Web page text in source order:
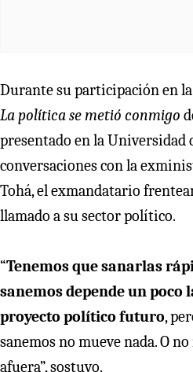
Durante su participación en
La política se metió conmigo
presentado en la Universidad
conversaciones con la
Tohá, el exmandatario
llamado a su sector político.
“Tenemos que sanarlas
sanemos depende un poco
proyecto político futuro,
sanemos no mueve nada. O
afuera”, sostuvo.